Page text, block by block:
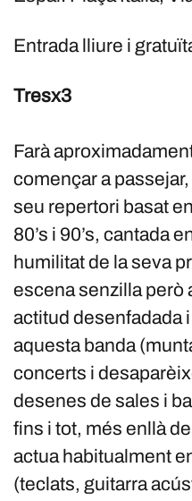
Entrada lliure i
Tresx3
Farà
començar a
seu repertori basat
80’s i 90’s, cantada
humilitat de la seva
escena senzilla però
actitud desenfadada
aquesta banda
concerts i
desenes de sales i
fins i tot, més enllà
actua habitualment
(teclats, guitarra